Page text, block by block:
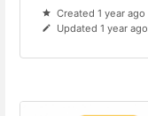
Created 1 year ago
Updated 1 year ago